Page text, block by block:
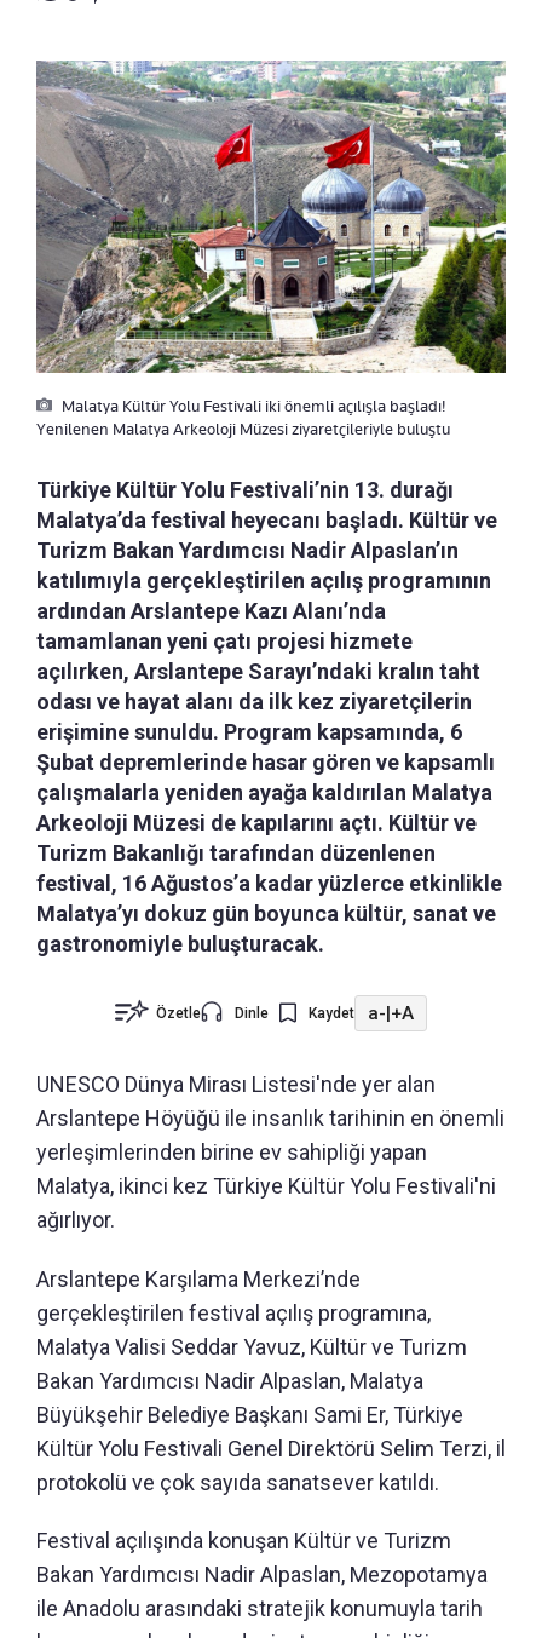
Malatya Kültür Yolu Festivali iki önemli açılışla başladı!
Yenilenen Malatya Arkeoloji Müzesi ziyaretçileriyle buluştu
Türkiye Kültür Yolu Festivali’nin 13. durağı
Malatya’da festival heyecanı başladı. Kültür ve
Turizm Bakan Yardımcısı Nadir Alpaslan’ın
katılımıyla gerçekleştirilen açılış programının
ardından Arslantepe Kazı Alanı’nda
tamamlanan yeni çatı projesi hizmete
açılırken, Arslantepe Sarayı’ndaki kralın taht
odası ve hayat alanı da ilk kez ziyaretçilerin
erişimine sunuldu. Program kapsamında, 6
Şubat depremlerinde hasar gören ve kapsamlı
çalışmalarla yeniden ayağa kaldırılan Malatya
Arkeoloji Müzesi de kapılarını açtı. Kültür ve
Turizm Bakanlığı tarafından düzenlenen
festival, 16 Ağustos’a kadar yüzlerce etkinlikle
Malatya’yı dokuz gün boyunca kültür, sanat ve
gastronomiyle buluşturacak.
Özetle Dinle Kaydet a-|+A
UNESCO Dünya Mirası Listesi'nde yer alan
Arslantepe Höyüğü ile insanlık tarihinin en önemli
yerleşimlerinden birine ev sahipliği yapan
Malatya, ikinci kez Türkiye Kültür Yolu Festivali'ni
ağırlıyor.
Arslantepe Karşılama Merkezi’nde
gerçekleştirilen festival açılış programına,
Malatya Valisi Seddar Yavuz, Kültür ve Turizm
Bakan Yardımcısı Nadir Alpaslan, Malatya
Büyükşehir Belediye Başkanı Sami Er, Türkiye
Kültür Yolu Festivali Genel Direktörü Selim Terzi, il
protokolü ve çok sayıda sanatsever katıldı.
Festival açılışında konuşan Kültür ve Turizm
Bakan Yardımcısı Nadir Alpaslan, Mezopotamya
ile Anadolu arasındaki stratejik konumuyla tarih